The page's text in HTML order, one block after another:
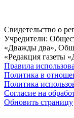
Свидетельство о
Учредители:
«Дважды два»,
«Редакция газеты
Правила
Политика в
Политика
Согласие на
Обновить страницу